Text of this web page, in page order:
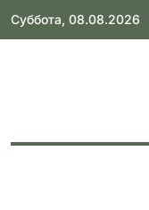
Skip
Суббота, 08.08.2026